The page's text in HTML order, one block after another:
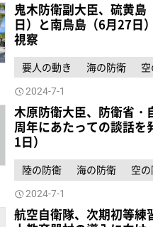
鬼木防衛副大臣、硫黄島
日）と南鳥島（6月27日
視察
要人の動き 海の防衛
2024-7-1
木原防衛大臣、防衛省・
周年にあたっての談話を
1日）
陸の防衛 海の防衛 空
2024-7-1
航空自衛隊、次期初等練